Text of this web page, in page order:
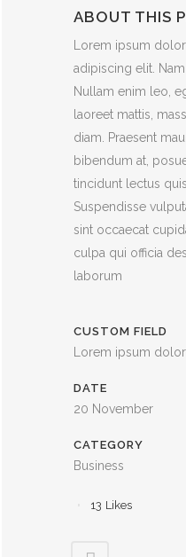
ABOUT THIS
Lorem ipsum
adipiscing elit.
Nullam enim leo,
laoreet mattis,
diam. Praesent
bibendum at,
tincidunt lectus
Suspendisse
sint occaecat
culpa qui officia
laborum
CUSTOM FIELD
Lorem ipsum
DATE
20 November
CATEGORY
Business
13 Likes